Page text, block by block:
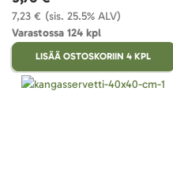
(sis. 25.5% ALV)
7,23 €
Varastossa 124 kpl
LISÄÄ OSTOSKORIIN 4 KPL